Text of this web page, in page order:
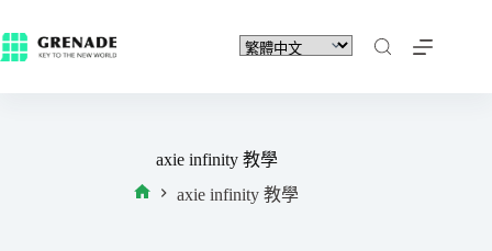
axie infinity 教學
axie infinity 教學